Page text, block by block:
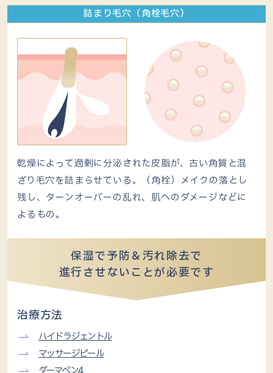
詰まり毛穴（角栓毛穴）
乾燥によって過剰に分泌された皮脂が、古い角質と混
ざり毛穴を詰まらせている。（角栓）メイクの落とし
残し、ターンオーバーの乱れ、肌へのダメージなどに
よるもの。
保湿で予防＆汚れ除去で
進行させないことが必要です
治療方法
ハイドラジェントル
マッサージピール